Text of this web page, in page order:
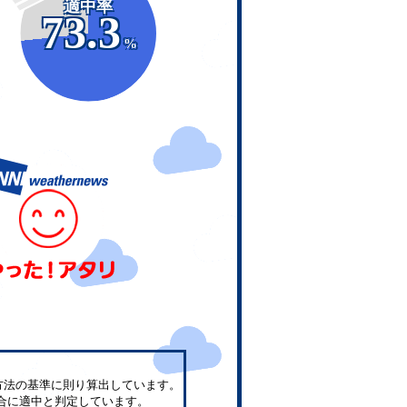
適中率
73.3
%
の基準に則り算出しています。
に適中と判定しています。